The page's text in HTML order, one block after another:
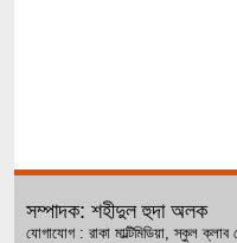
সম্পাদক: শহীদুল হুদা অলক
যোগাযোগ : রাকা মাল্টিমিডিয়া,